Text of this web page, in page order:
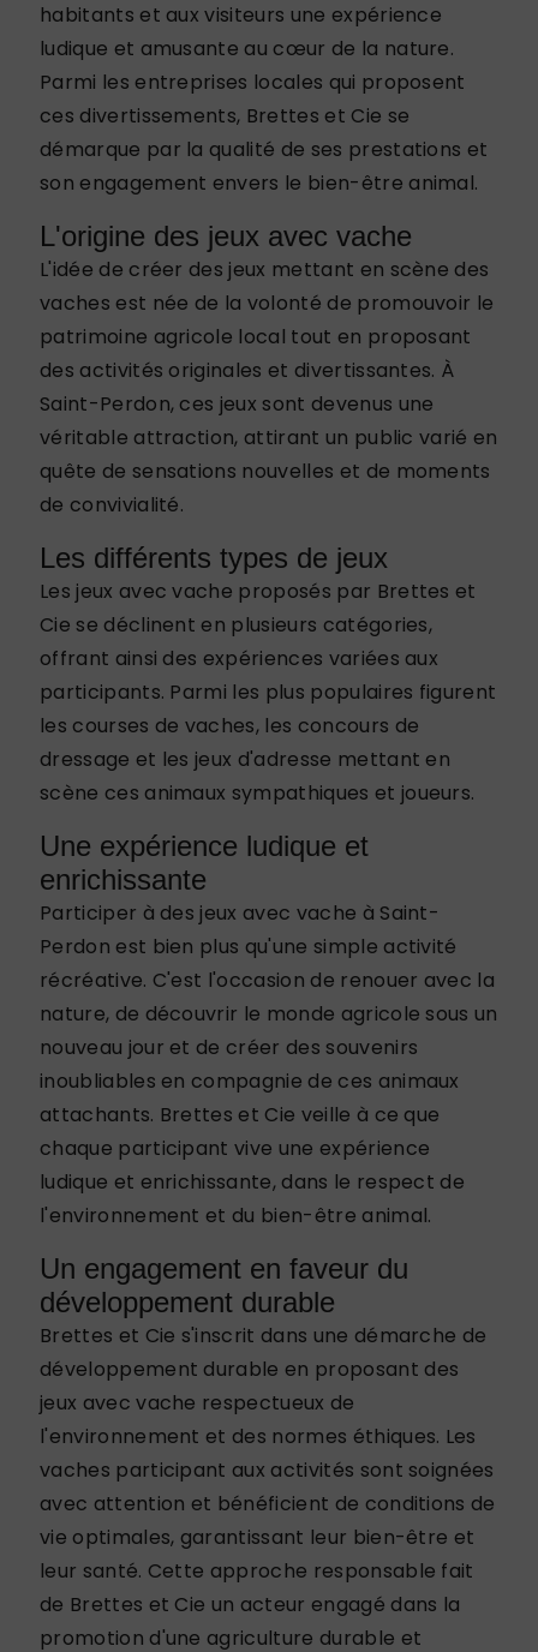
habitants et aux visiteurs une expérience
ludique et amusante au cœur de la nature.
Parmi les entreprises locales qui proposent
ces divertissements, Brettes et Cie se
démarque par la qualité de ses prestations et
son engagement envers le bien-être animal.
L'origine des jeux avec vache
L'idée de créer des jeux mettant en scène des
vaches est née de la volonté de promouvoir le
patrimoine agricole local tout en proposant
des activités originales et divertissantes. À
Saint-Perdon, ces jeux sont devenus une
véritable attraction, attirant un public varié en
quête de sensations nouvelles et de moments
de convivialité.
Les différents types de jeux
Les jeux avec vache proposés par Brettes et
Cie se déclinent en plusieurs catégories,
offrant ainsi des expériences variées aux
participants. Parmi les plus populaires figurent
les courses de vaches, les concours de
dressage et les jeux d'adresse mettant en
scène ces animaux sympathiques et joueurs.
Une expérience ludique et
enrichissante
Participer à des jeux avec vache à Saint-
Perdon est bien plus qu'une simple activité
récréative. C'est l'occasion de renouer avec la
nature, de découvrir le monde agricole sous un
nouveau jour et de créer des souvenirs
inoubliables en compagnie de ces animaux
attachants. Brettes et Cie veille à ce que
chaque participant vive une expérience
ludique et enrichissante, dans le respect de
l'environnement et du bien-être animal.
Un engagement en faveur du
développement durable
Brettes et Cie s'inscrit dans une démarche de
développement durable en proposant des
jeux avec vache respectueux de
l'environnement et des normes éthiques. Les
vaches participant aux activités sont soignées
avec attention et bénéficient de conditions de
vie optimales, garantissant leur bien-être et
leur santé. Cette approche responsable fait
de Brettes et Cie un acteur engagé dans la
promotion d'une agriculture durable et